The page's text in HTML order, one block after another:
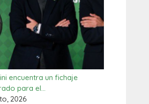
encuentra un fichaje
para el…
2026